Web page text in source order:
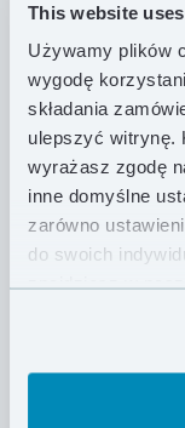
This website
Używamy plików
wygodę
składania
ulepszyć witrynę.
wyrażasz zgodę
inne domyślne
zarówno
do swoich
znajdziesz w
biały puch
wiosny do
tych śpiworach
tkaninę Pertex®
całkowite
wiosenno-
pomocniczej,
Przy 700 g
1135 g, co czyni
sezonowych w
Mysterious
którzy w